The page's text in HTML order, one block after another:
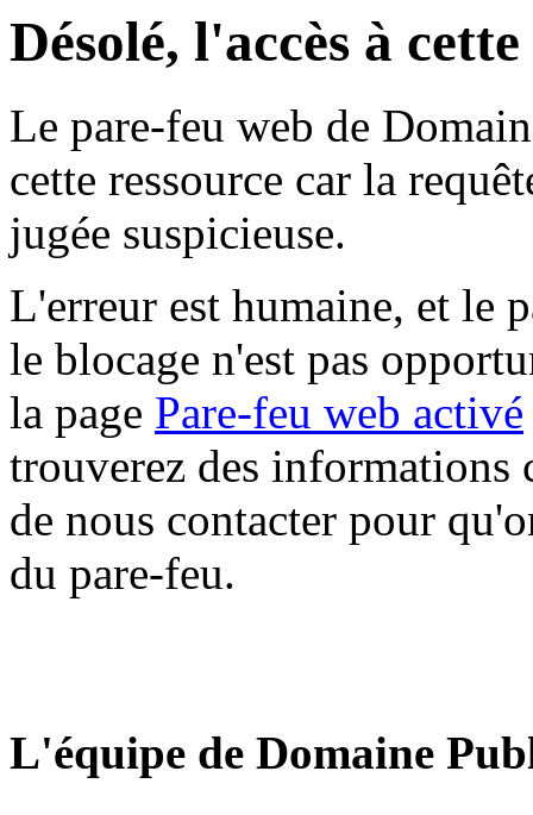
Désolé, l'accès à
Le pare-feu web de
cette ressource car la
jugée suspicieuse.
L'erreur est humaine, et le
le blocage n'est pas
la page Pare-feu web activé
trouverez des informations
de nous contacter pour
du pare-feu.
L'équipe de Domaine